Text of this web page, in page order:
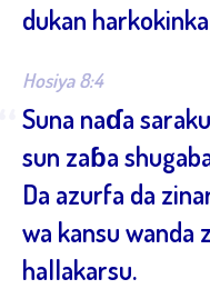
dukan
Hosiya 8:4
Suna naɗa
sun zaɓa
Da azurfa da
wa kansu wanda
hallakarsu.